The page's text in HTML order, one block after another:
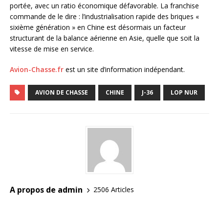
portée, avec un ratio économique défavorable. La franchise
commande de le dire : l’industrialisation rapide des briques «
sixième génération » en Chine est désormais un facteur
structurant de la balance aérienne en Asie, quelle que soit la
vitesse de mise en service.
Avion-Chasse.fr est un site d’information indépendant.
AVION DE CHASSE CHINE J-36 LOP NUR
A propos de admin
2506 Articles